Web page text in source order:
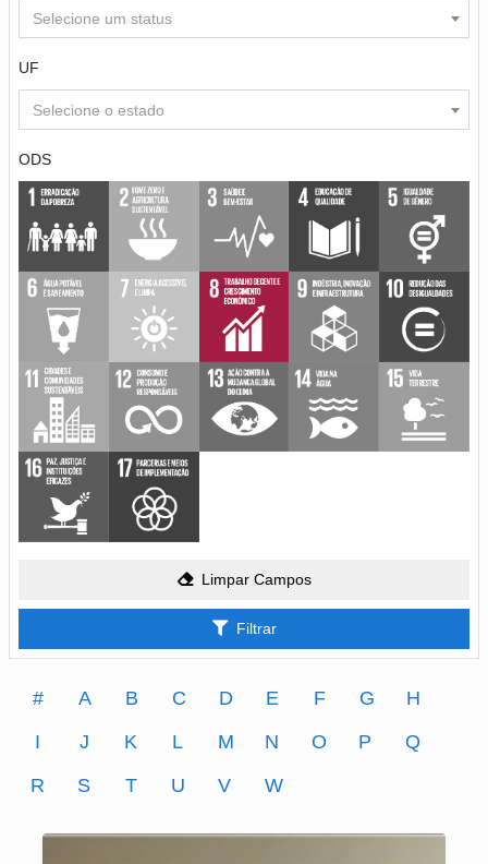
Selecione um status
UF
Selecione o estado
ODS
Limpar Campos
Filtrar
# A B C D E F G
H
I
J K L M N O P
Q
R
S T U V W